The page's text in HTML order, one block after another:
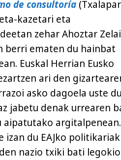
de consultoría
kazetari eta
zehar Ahoztar
berri ematen du hainbat
Euskal Herrian Eusko
ari den
asko dagoela uste
jabetu denak urrearen
argitalpenean.
du EAJko
nazio txiki bati